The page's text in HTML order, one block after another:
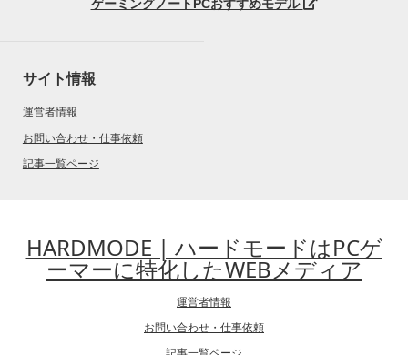
ゲーミングノートPCおすすめモデル
サイト情報
運営者情報
お問い合わせ・仕事依頼
記事一覧ページ
HARDMODE | ハードモードはPCゲ
ーマーに特化したWEBメディア
運営者情報
お問い合わせ・仕事依頼